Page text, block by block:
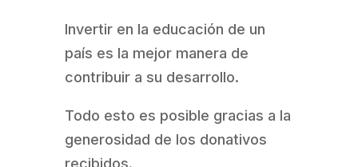
Invertir en la educación de un
país es la mejor manera de
contribuir a su desarrollo.
Todo esto es posible gracias a la
generosidad de los donativos
recibidos.